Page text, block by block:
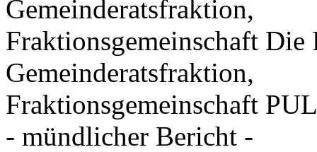
Gemeinderatsfraktion,
Fraktionsgemeinschaft
Gemeinderatsfraktion,
Fraktionsgemeinschaft
- mündlicher Bericht -